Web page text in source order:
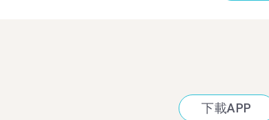
下載APP